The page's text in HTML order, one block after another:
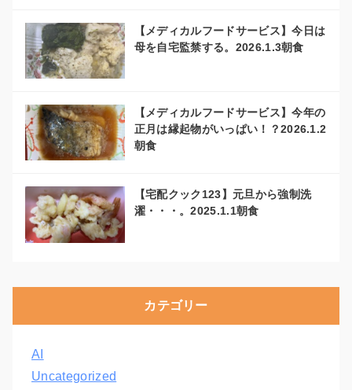
【メディカルフードサービス】今日は
母を自宅監禁する。2026.1.3朝食
【メディカルフードサービス】今年の
正月は縁起物がいっぱい！？2026.1.2
朝食
【宅配クック123】元旦から強制洗
濯・・・。2025.1.1朝食
カテゴリー
AI
Uncategorized